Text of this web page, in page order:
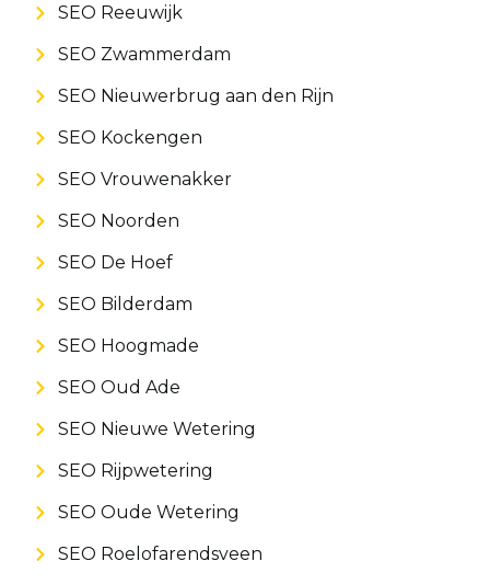
SEO Reeuwijk
SEO Zwammerdam
SEO Nieuwerbrug aan den Rijn
SEO Kockengen
SEO Vrouwenakker
SEO Noorden
SEO De Hoef
SEO Bilderdam
SEO Hoogmade
SEO Oud Ade
SEO Nieuwe Wetering
SEO Rijpwetering
SEO Oude Wetering
SEO Roelofarendsveen